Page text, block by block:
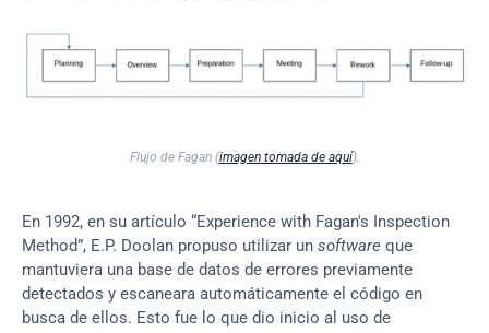
Flujo de Fagan (imagen tomada de aquí).
En 1992, en su artículo “Experience with Fagan's Inspection
Method”, E.P. Doolan propuso utilizar un software que
mantuviera una base de datos de errores previamente
detectados y escaneara automáticamente el código en
busca de ellos. Esto fue lo que dio inicio al uso de